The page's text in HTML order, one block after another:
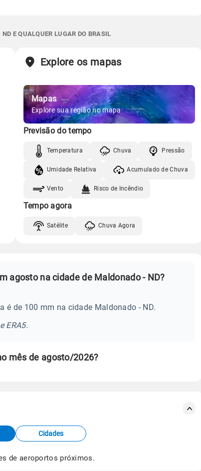
Vento Umidade
0.0mm
62%
07:25h às 18:04h
Minguante
Gráfico
Vento Umidade
E QUALQUER LUGAR DO BRASIL
Explore os mapas
Mapas
Explore sua região no mapa
Previsão do tempo
Temperatura Chuva Pressão
Umidade Relativa Acumulado de Chuva
Vento Risco de Incêndio
Tempo agora
Satélite Chuva Agora
agosto na cidade de Maldonado - ND?
é de 100 mm na cidade Maldonado - ND.
ERA5.
mês de agosto/2026?
Cidades
de aeroportos próximos.